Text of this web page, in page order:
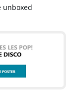
unboxed